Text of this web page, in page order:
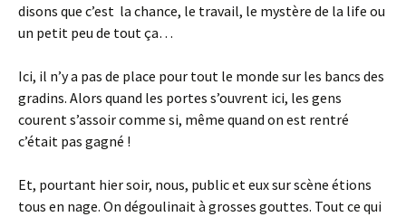
disons que c’est la chance, le travail, le mystère de la life ou
un petit peu de tout ça…
Ici, il n’y a pas de place pour tout le monde sur les bancs des
gradins. Alors quand les portes s’ouvrent ici, les gens
courent s’assoir comme si, même quand on est rentré
c’était pas gagné !
Et, pourtant hier soir, nous, public et eux sur scène étions
tous en nage. On dégoulinait à grosses gouttes. Tout ce qui